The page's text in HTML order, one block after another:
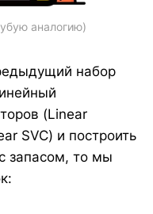
аналогию)
набор
(Linear
SVC) и построить
запасом, то мы